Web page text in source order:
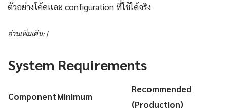
ตัวอย่างโค้ดและ configuration ที่ใช้ได้จริง
อ่านเพิ่มเติม: |
System Requirements
ComponentMinimum
Recommended
(Production)